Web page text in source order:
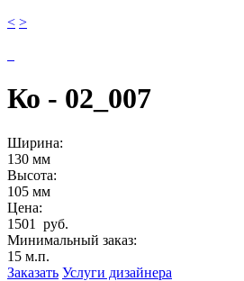
< >
Ко - 02_007
Ширина:
130 мм
Высота:
105 мм
Цена:
1501 руб.
Минимальный заказ:
15 м.п.
Заказать Услуги дизайнера